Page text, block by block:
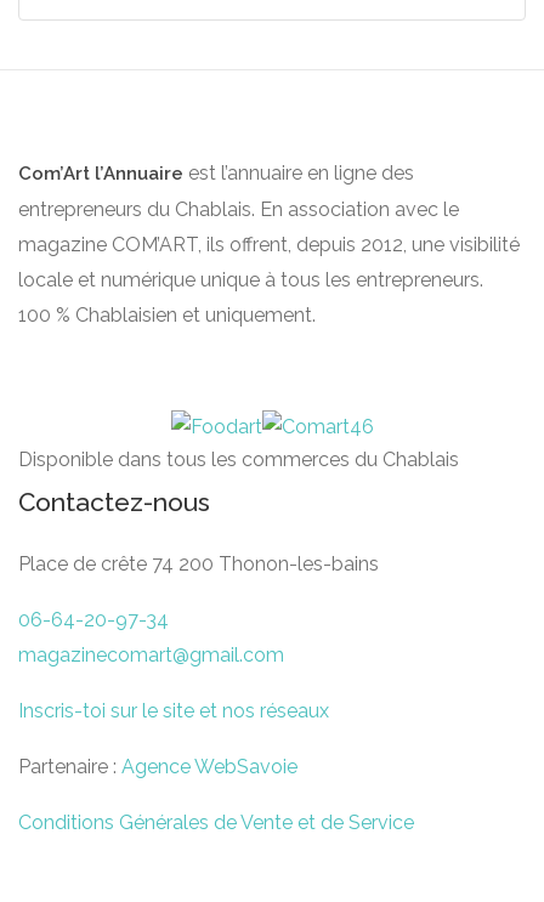
Com’Art l’Annuaire est l’annuaire en ligne des
entrepreneurs du Chablais. En association avec le
magazine COM’ART, ils offrent, depuis 2012, une visibilité
locale et numérique unique à tous les entrepreneurs.
100 % Chablaisien et uniquement.
Disponible dans tous les commerces du Chablais
Contactez-nous
Place de crête 74 200 Thonon-les-bains
06-64-20-97-34
magazinecomart@gmail.com
Inscris-toi sur le site et nos réseaux
Partenaire : Agence WebSavoie
Conditions Générales de Vente et de Service